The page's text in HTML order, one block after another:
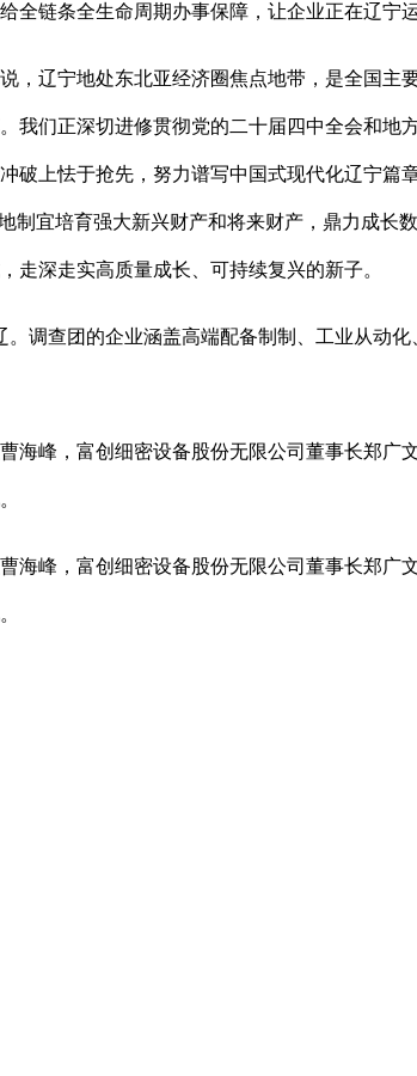
链条全生命周期办事保障，让企业正在辽宁
辽宁地处东北亚经济圈焦点地带，是全国主
们正深切进修贯彻党的二十届四中全会和地
上怯于抢先，努力谱写中国式现代化辽宁篇
宜培育强大新兴财产和将来财产，鼎力成长
走深走实高质量成长、可持续复兴的新子。
查团的企业涵盖高端配备制制、工业从动化
峰，富创细密设备股份无限公司董事长郑广
峰，富创细密设备股份无限公司董事长郑广